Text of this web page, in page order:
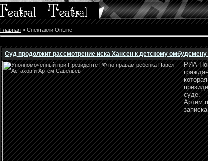
Главная » Спектакли OnLine
Суд продолжит рассмотрение иска Хансен к детскому
РИА
суде.
Артем